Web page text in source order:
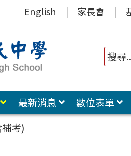
English 家長會
最新消息 數位表單
考)